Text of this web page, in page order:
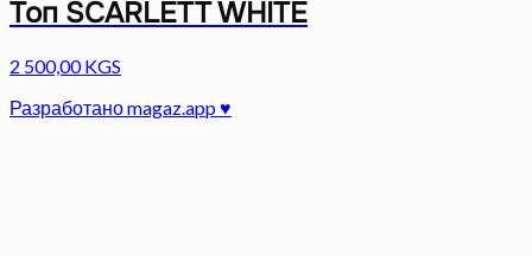
Топ SCARLETT WHITE
2 500,00 KGS
Разработано magaz.app ♥︎